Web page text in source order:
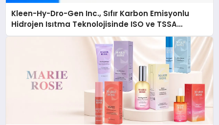
Kleen-Hy-Dro-Gen Inc., Sıfır Karbon Emisyonlu
Hidrojen Isıtma Teknolojisinde ISO ve TSSA
Düzenleyici Onaylarını Aldı